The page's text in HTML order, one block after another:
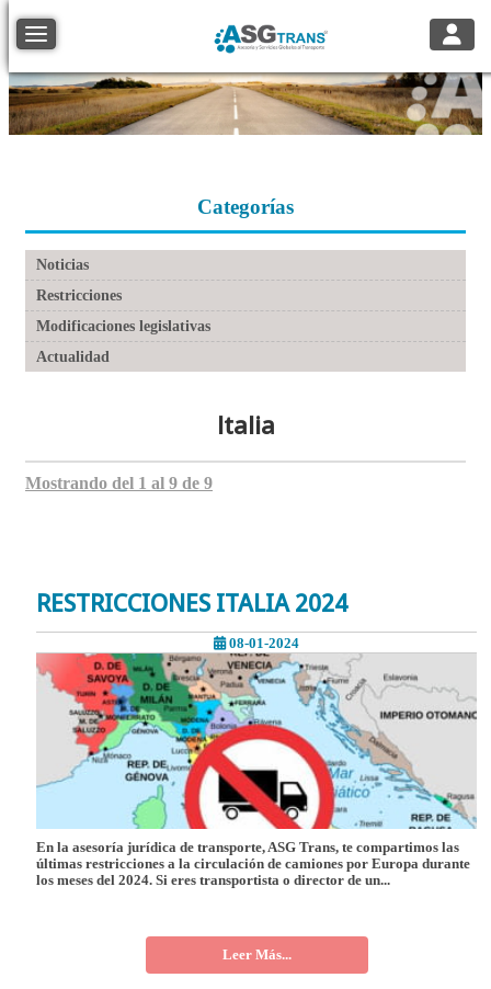
Toggle navigation
Categorías
Noticias
Restricciones
Modificaciones legislativas
Actualidad
Italia
Mostrando del 1 al 9 de 9
RESTRICCIONES ITALIA 2024
08-01-2024
En la asesoría jurídica de transporte, ASG Trans, te compartimos las
últimas restricciones a la circulación de camiones por Europa durante
los meses del 2024. Si eres transportista o director de un...
Leer Más...